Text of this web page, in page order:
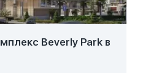
Beverly Park в